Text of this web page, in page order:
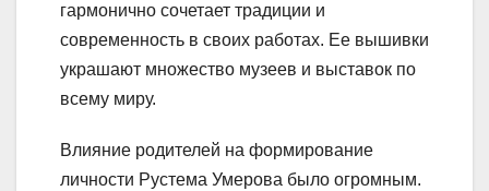
гармонично сочетает традиции и
современность в своих работах. Ее вышивки
украшают множество музеев и выставок по
всему миру.
Влияние родителей на формирование
личности Рустема Умерова было огромным.